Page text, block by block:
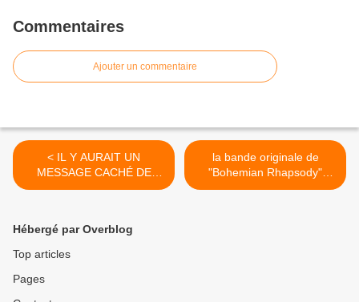
Commentaires
Ajouter un commentaire
< IL Y AURAIT UN
MESSAGE CACHÉ DE
FREDDIE MERCURY DANS
la bande originale de
"Bohemian Rhapsody"
dépasse les 200.000 ventes
Hébergé par Overblog
Top articles
Pages